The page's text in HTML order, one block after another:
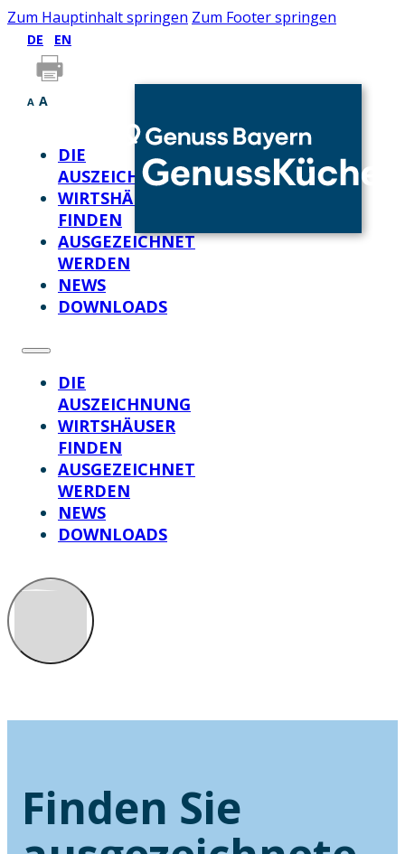
Zum Hauptinhalt springen Zum Footer springen
DE EN
A A
DIE
AUSZEICHNUNG
WIRTSHÄUSER
FINDEN
AUSGEZEICHNET
WERDEN
NEWS
DOWNLOADS
DIE
AUSZEICHNUNG
WIRTSHÄUSER
FINDEN
AUSGEZEICHNET
WERDEN
NEWS
DOWNLOADS
Finden Sie